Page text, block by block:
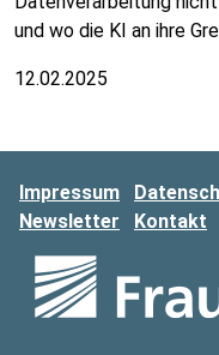
und wo die KI an ihre
12.02.2025
Impressum
Newsletter
Kontakt